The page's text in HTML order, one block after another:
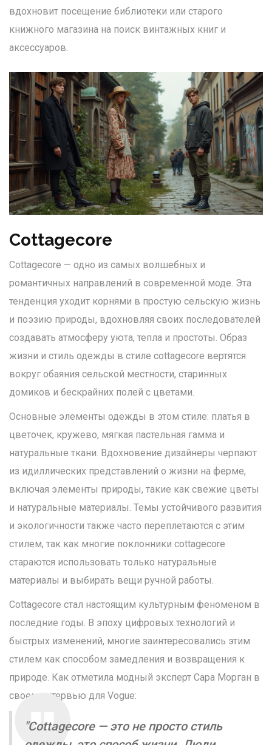
вдохновит посещение библиотеки или старого
книжного магазина на поиск винтажных книг и
аксессуаров.
Cottagecore
Cottagecore — одно из самых волшебных и
романтичных направлений в современной моде. Эта
тенденция уходит корнями в простую сельскую жизнь
и поэзию природы, вдохновляя своих последователей
создавать атмосферу уюта, тепла и простоты. Образ
жизни и стиль одежды в стиле cottagecore вертятся
вокруг обаяния сельской местности, старинных
домиков и бескрайних полей с цветами.
Основные элементы одежды в этом стиле: платья в
цветочек, кружево, мягкая пастельная гамма и
натуральные ткани. Вдохновение дизайнеры черпают
из идиллических представлений о жизни на ферме,
включая элементы природы, такие как свежие цветы
и натуральные материалы. Темы устойчивого развития
и экологичности также часто переплетаются с этим
стилем, так как многие поклонники cottagecore
стараются использовать только натуральные
материалы и выбирать вещи ручной работы.
Cottagecore стал настоящим культурным феноменом в
последние годы. В эпоху цифровых технологий и
быстрых изменений, многие заинтересовались этим
стилем как способом замедления и возвращения к
природе. Как отметила модный эксперт Сара Морган в
своем интервью для Vogue:
"Cottagecore — это не просто стиль